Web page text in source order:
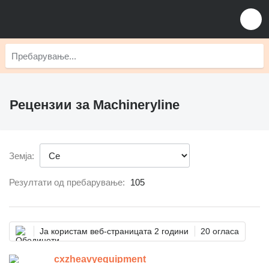
Рецензии за Machineryline
Земја:
Резултати од пребарување: 105
Ја користам веб-страницата 2 години 20 огласа
cxzheavyequipment